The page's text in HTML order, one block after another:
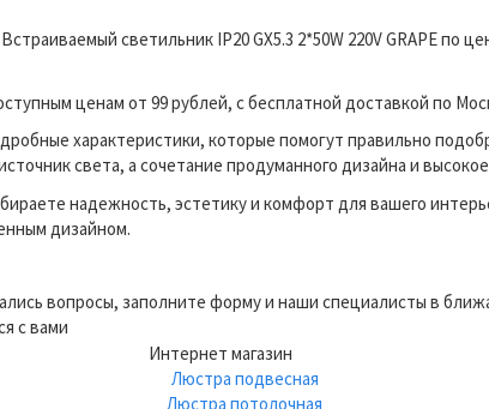
светильник IP20 GX5.3 2*50W 220V GRAPE по
ценам от 99 рублей, с бесплатной доставкой по
характеристики, которые помогут правильно
света, а сочетание продуманного дизайна и
надежность, эстетику и комфорт для вашего
дизайном.
вопросы, заполните форму и наши специалисты в
с вами
Интернет магазин
Люстра подвесная
Люстра потолочная